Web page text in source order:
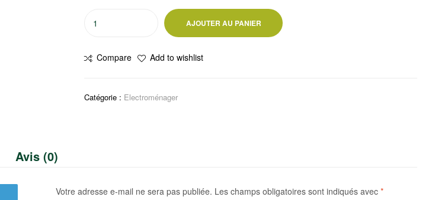
à
AJOUTER AU PANIER
Compare Add to wishlist
Catégorie : Electroménager
Avis (0)
Votre adresse e-mail ne sera pas publiée. Les champs obligatoires sont indiqués avec *